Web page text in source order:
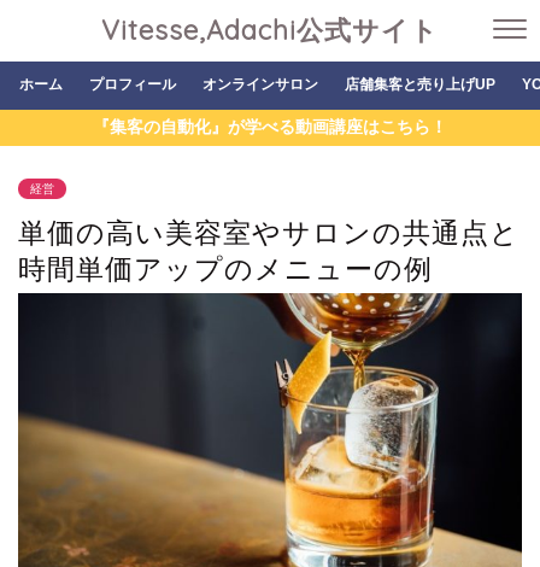
Vitesse,Adachi公式サイト
ホーム プロフィール オンラインサロン 店舗集客と売り上げUP
『集客の自動化』が学べる動画講座はこちら！
経営
単価の高い美容室やサロンの共通点と
時間単価アップのメニューの例